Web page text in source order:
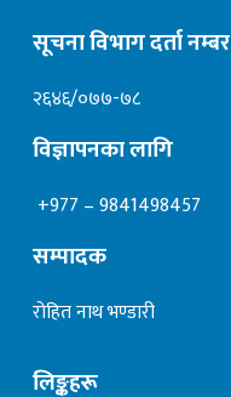
सूचना विभाग दर्ता नम्बर
२६४६/०७७-७८
विज्ञापनका लागि
+977 – 9841498457
सम्पादक
रोहित नाथ भण्डारी
लिङ्कहरू